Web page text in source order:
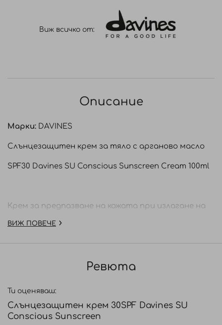
Виж всичко от:
Описание
Марки: DAVINES
Слънцезащитен крем за тяло с арганово масло
SPF30 Davines SU Conscious Sunscreen Cream 100ml
Крем за предпазване на кожата при излагане на
филтри и арганово масло. Предпазва кожата от
същото време подхранва, хидратира и
омекотява. Действа антиоксидантно и
противовъзпалително.
ВИЖ ПОВЕЧЕ
Ревюта
Ти оценяваш:
Слънцезащитен крем 30SPF Davines SU
Conscious Sunscreen